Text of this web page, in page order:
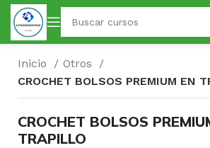
Inicio
Otros
CROCHET BOLSOS PREMIUM EN
CROCHET BOLSOS
TRAPILLO